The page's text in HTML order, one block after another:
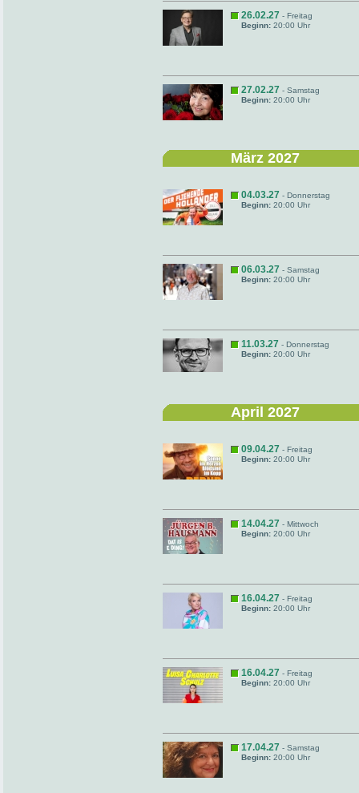
26.02.27 - Freitag
Beginn: 20:00 Uhr
27.02.27 - Samstag
Beginn: 20:00 Uhr
März 2027
04.03.27 - Donnerstag
Beginn: 20:00 Uhr
06.03.27 - Samstag
Beginn: 20:00 Uhr
11.03.27 - Donnerstag
Beginn: 20:00 Uhr
April 2027
09.04.27 - Freitag
Beginn: 20:00 Uhr
14.04.27 - Mittwoch
Beginn: 20:00 Uhr
16.04.27 - Freitag
Beginn: 20:00 Uhr
16.04.27 - Freitag
Beginn: 20:00 Uhr
17.04.27 - Samstag
Beginn: 20:00 Uhr